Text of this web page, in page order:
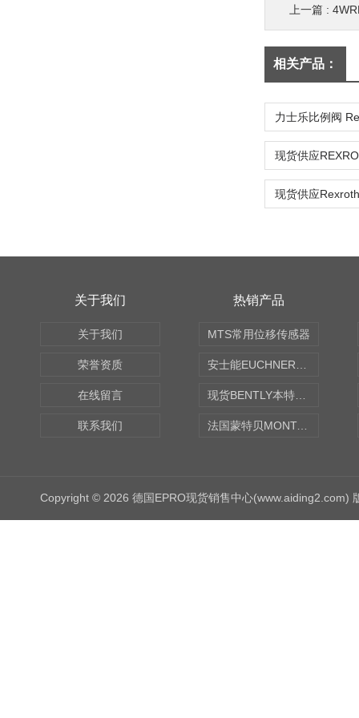
上一篇 :
相关产品：
力士乐比例阀
关于我们
关于我们
荣誉资质
在线留言
联系我们
热销产品
MTS常用位移传感器
法国蒙特贝MONTABERT打壳机凿岩机Z92
Copyright © 2026 德国EPRO现货销售中心(www.aiding2.com)